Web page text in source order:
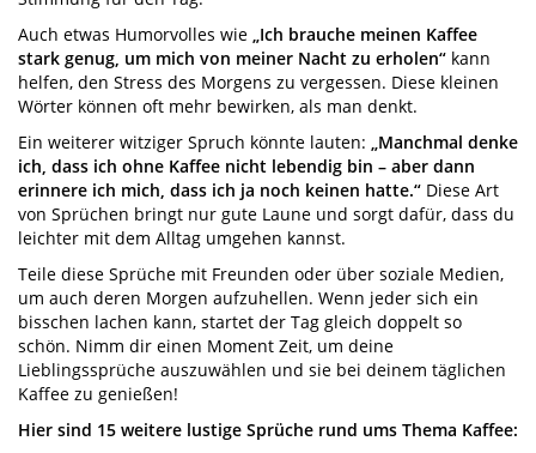
Auch etwas Humorvolles wie „Ich brauche meinen Kaffee
stark genug, um mich von meiner Nacht zu erholen“ kann
helfen, den Stress des Morgens zu vergessen. Diese kleinen
Wörter können oft mehr bewirken, als man denkt.
Ein weiterer witziger Spruch könnte lauten: „Manchmal denke
ich, dass ich ohne Kaffee nicht lebendig bin – aber dann
erinnere ich mich, dass ich ja noch keinen hatte.“ Diese Art
von Sprüchen bringt nur gute Laune und sorgt dafür, dass du
leichter mit dem Alltag umgehen kannst.
Teile diese Sprüche mit Freunden oder über soziale Medien,
um auch deren Morgen aufzuhellen. Wenn jeder sich ein
bisschen lachen kann, startet der Tag gleich doppelt so
schön. Nimm dir einen Moment Zeit, um deine
Lieblingssprüche auszuwählen und sie bei deinem täglichen
Kaffee zu genießen!
Hier sind 15 weitere lustige Sprüche rund ums Thema Kaffee: